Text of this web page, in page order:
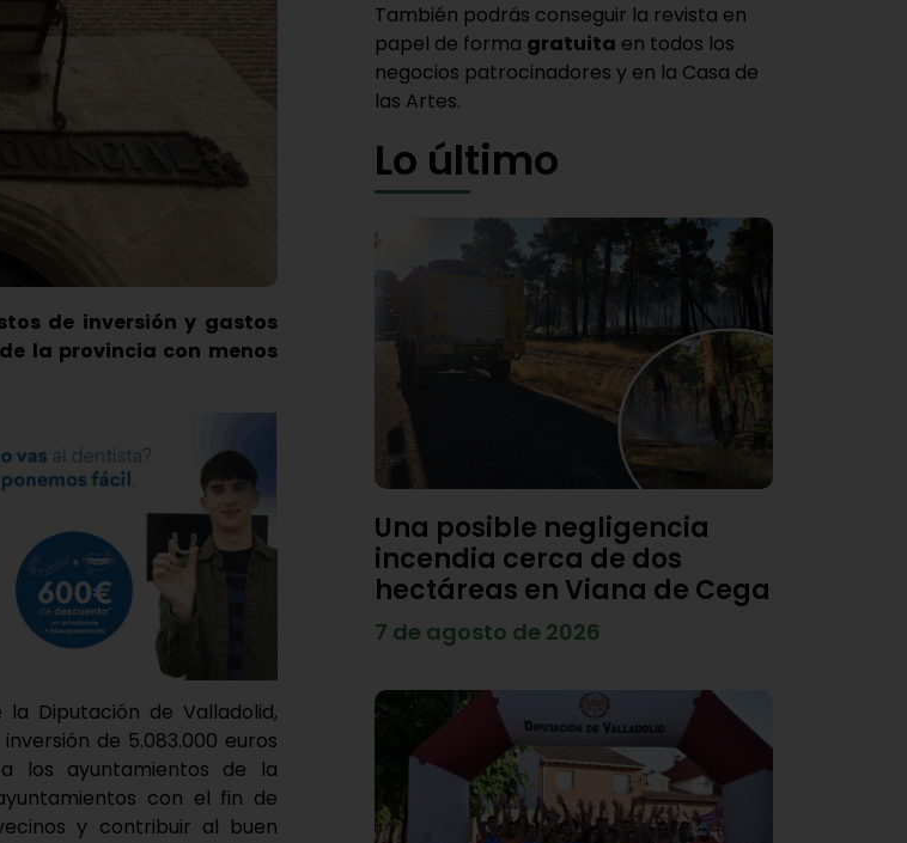
de inversión y gastos
la provincia con menos
Diputación de Valladolid,
de 5.083.000 euros
los ayuntamientos de la
con el fin de
y contribuir al buen
También podrás conseguir la revista en
papel de forma gratuita en todos los
negocios patrocinadores y en la Casa de
las Artes.
Lo último
Una posible negligencia
incendia cerca de dos
hectáreas en Viana de Cega
7 de agosto de 2026